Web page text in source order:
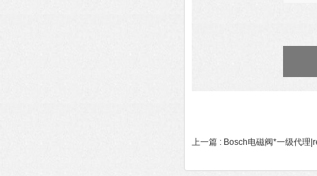
上一篇 : Bosch电磁阀*一级代理